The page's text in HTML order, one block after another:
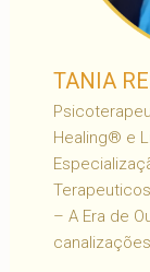
TANIA
Healing® e
– A Era de